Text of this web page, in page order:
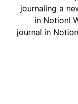
journaling
in
journal in